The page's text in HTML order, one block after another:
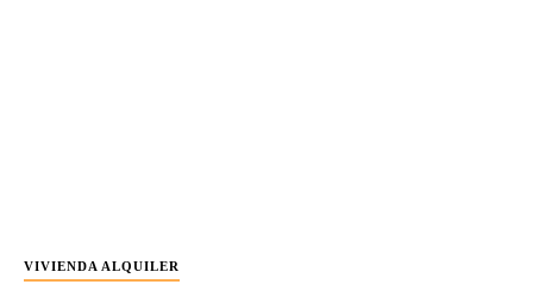
VIVIENDA ALQUILER